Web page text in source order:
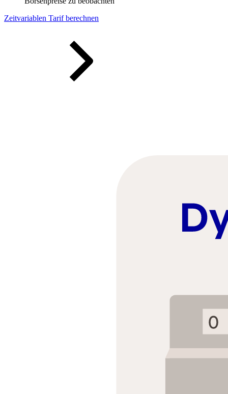
Zeitvariablen Tarif berechnen